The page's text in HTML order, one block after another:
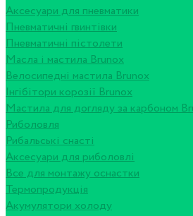
Аксесуари для пневматики
Пневматичні гвинтівки
Пневматичні пістолети
Масла і мастила Brunox
Велосипедні мастила Brunox
Інгібітори корозії Brunox
Мастила для догляду за карбоном
Риболовля
Рибальські снасті
Аксесуари для риболовлі
Все для монтажу оснастки
Термопродукція
Акумулятори холоду